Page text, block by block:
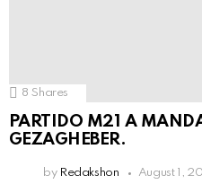
8 Shares
PARTIDO M21 A
GEZAGHEBER.
by Redakshon August 1,